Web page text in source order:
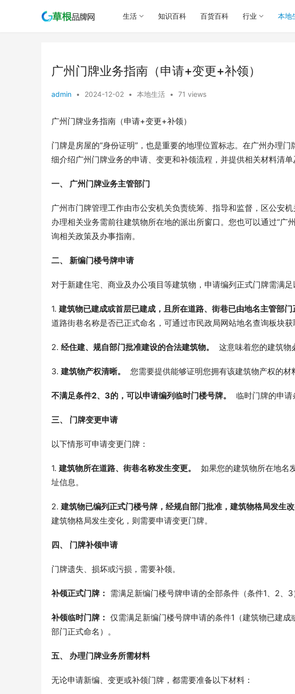
生活 知识百科 百货百科 行业 本地
广州门牌业务指南（申请+变更+补领）
admin • 2024-12-02 • 本地生活 • 71 views
广州门牌业务指南（申请+变更+补领）
门牌是房屋的“身份证明”，也是重要的地理位置标志。在广州办理
细介绍广州门牌业务的申请、变更和补领流程，并提供相关材料清单
一、 广州门牌业务主管部门
广州市门牌管理工作由市公安机关负责统筹、指导和监督，区公安
办理相关业务需前往建筑物所在地的派出所窗口。您也可以通过“广
询相关政策及办事指南。
二、 新编门楼号牌申请
对于新建住宅、商业及办公项目等建筑物，申请编列正式门牌需满足
1. 建筑物已建成或首层已建成，且所在道路、街巷已由地名主管部门
道路街巷名称是否已正式命名，可通过市民政局网站地名查询板块获
2. 经住建、规自部门批准建设的合法建筑物。
这意味着您的建筑物
3. 建筑物产权清晰。
您需要提供能够证明您拥有该建筑物产权的材
不满足条件2、3的，可以申请编列临时门楼号牌。
临时门牌的申
三、 门牌变更申请
以下情形可申请变更门牌：
1. 建筑物所在道路、街巷名称发生变更。
如果您的建筑物所在地
址信息。
2. 建筑物已编列正式门楼号牌，经规自部门批准，建筑物格局发生改
建筑物格局发生变化，则需要申请变更门牌。
四、 门牌补领申请
门牌遗失、损坏或污损，需要补领。
补领正式门牌： 需满足新编门楼号牌申请的全部条件（条件1、2、3
补领临时门牌： 仅需满足新编门楼号牌申请的条件1（建筑物已建
部门正式命名）。
五、 办理门牌业务所需材料
无论申请新编、变更或补领门牌，都需要准备以下材料：